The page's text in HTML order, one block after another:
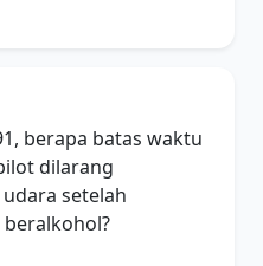
berapa batas waktu
dilarang
setelah